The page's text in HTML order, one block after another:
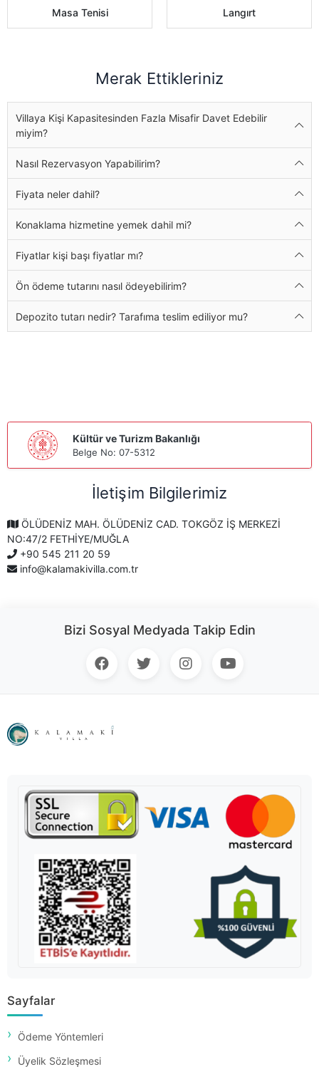
Masa Tenisi Langırt
Merak Ettikleriniz
Villaya Kişi Kapasitesinden Fazla Misafir Davet Edebilir
miyim?
Nasıl Rezervasyon Yapabilirim?
Fiyata neler dahil?
Konaklama hizmetine yemek dahil mi?
Fiyatlar kişi başı fiyatlar mı?
Ön ödeme tutarını nasıl ödeyebilirim?
Depozito tutarı nedir? Tarafıma teslim ediliyor mu?
Kültür ve Turizm Bakanlığı
Belge No: 07-5312
İletişim Bilgilerimiz
ÖLÜDENİZ MAH. ÖLÜDENİZ CAD. TOKGÖZ İŞ MERKEZİ
NO:47/2 FETHİYE/MUĞLA
+90 545 211 20 59
info@kalamakivilla.com.tr
Bizi Sosyal Medyada Takip Edin
Sayfalar
Ödeme Yöntemleri
Üyelik Sözleşmesi